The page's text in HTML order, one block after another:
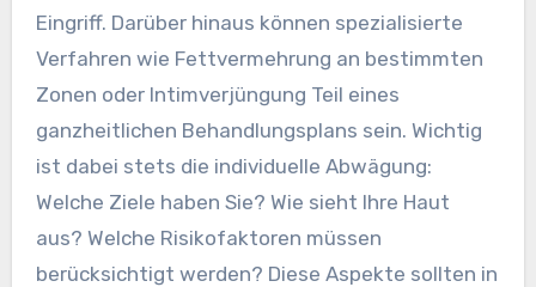
Eingriff. Darüber hinaus können spezialisierte
Verfahren wie Fettvermehrung an bestimmten
Zonen oder Intimverjüngung Teil eines
ganzheitlichen Behandlungsplans sein. Wichtig
ist dabei stets die individuelle Abwägung:
Welche Ziele haben Sie? Wie sieht Ihre Haut
aus? Welche Risikofaktoren müssen
berücksichtigt werden? Diese Aspekte sollten in